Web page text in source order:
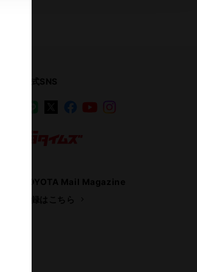
公式SNS
LINE Facebook
YouTube
TOYOTA Mail Magazine
登録はこちら